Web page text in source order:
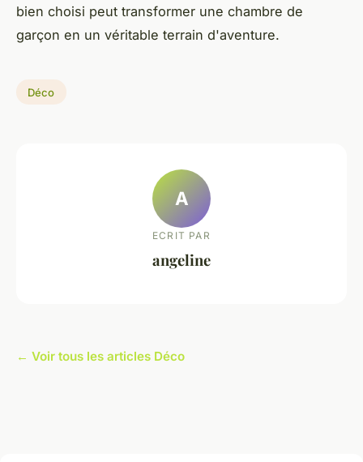
bien choisi peut transformer une chambre de
garçon en un véritable terrain d'aventure.
Déco
A
ECRIT PAR
angeline
← Voir tous les articles Déco